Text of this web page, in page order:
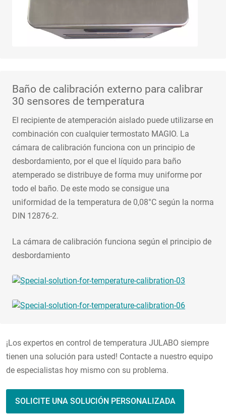
Baño de calibración externo para calibrar
30 sensores de temperatura
El recipiente de atemperación aislado puede utilizarse en
combinación con cualquier termostato MAGIO. La
cámara de calibración funciona con un principio de
desbordamiento, por el que el líquido para baño
atemperado se distribuye de forma muy uniforme por
todo el baño. De este modo se consigue una
uniformidad de la temperatura de 0,08°C según la norma
DIN 12876-2.
La cámara de calibración funciona según el principio de
desbordamiento
¡Los expertos en control de temperatura JULABO siempre
tienen una solución para usted! Contacte a nuestro equipo
de especialistas hoy mismo con su problema.
SOLICITE UNA SOLUCIÓN PERSONALIZADA